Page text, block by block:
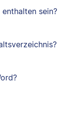
sein?